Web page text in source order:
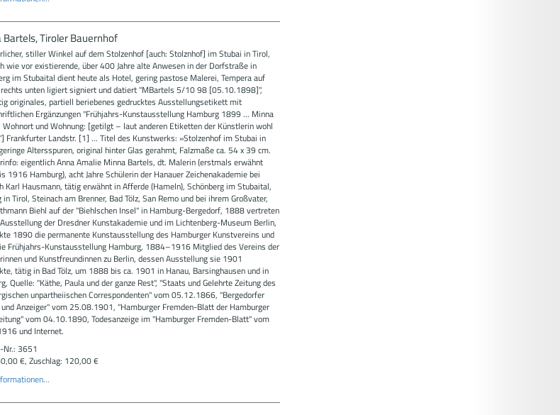
Bartels, Tiroler Bauernhof
stiller Winkel auf dem Stolzenhof [auch: Stolznhof] im Stubai in Tirol,
wie vor existierende, über 400 Jahre alte Anwesen in der Dorfstraße in
im Stubaital dient heute als Hotel, gering pastose Malerei, Tempera auf
unten ligiert signiert und datiert "MBartels 5/10 98 [05.10.1898]",
originales, partiell beriebenes gedrucktes Ausstellungsetikett mit
Ergänzungen "Frühjahrs-Kunstausstellung Hamburg 1899 ... Minna
Wohnort und Wohnung: [getilgt – laut anderen Etiketten der Künstlerin wohl
Frankfurter Landstr. [1] ... Titel des Kunstwerks: »Stolzenhof im Stubai in
Altersspuren, original hinter Glas gerahmt, Falzmaße ca. 54 x 39 cm.
eigentlich Anna Amalie Minna Bartels, dt. Malerin (erstmals erwähnt
1916 Hamburg), acht Jahre Schülerin der Hanauer Zeichenakademie bei
Karl Hausmann, tätig erwähnt in Afferde (Hameln), Schönberg im Stubaital,
in Tirol, Steinach am Brenner, Bad Tölz, San Remo und bei ihrem Großvater,
Biehl auf der "Biehlschen Insel" in Hamburg-Bergedorf, 1888 vertreten
der Dresdner Kunstakademie und im Lichtenberg-Museum Berlin,
1890 die permanente Kunstausstellung des Hamburger Kunstvereins und
Frühjahrs-Kunstausstellung Hamburg, 1884–1916 Mitglied des Vereins der
und Kunstfreundinnen zu Berlin, dessen Ausstellung sie 1901
tätig in Bad Tölz, um 1888 bis ca. 1901 in Hanau, Barsinghausen und in
Quelle: "Käthe, Paula und der ganze Rest", "Staats und Gelehrte Zeitung des
unpartheiischen Correspondenten" vom 05.12.1866, "Bergedorfer
Anzeiger" vom 25.08.1901, "Hamburger Fremden-Blatt der Hamburger
vom 04.10.1890, Todesanzeige im "Hamburger Fremden-Blatt" vom
und Internet.
Nr.: 3651
€, Zuschlag: 120,00 €